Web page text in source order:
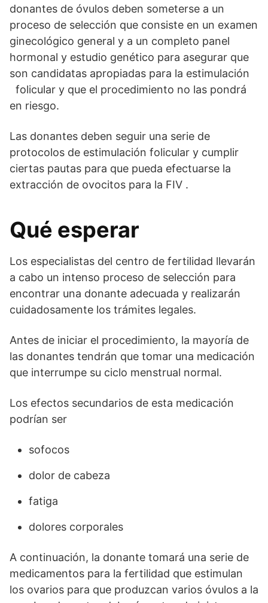
donantes de óvulos deben someterse a un
proceso de selección que consiste en un examen
ginecológico general y a un completo panel
hormonal y estudio genético para asegurar que
son candidatas apropiadas para la estimulación
folicular y que el procedimiento no las pondrá
en riesgo.
Las donantes deben seguir una serie de
protocolos de estimulación folicular y cumplir
ciertas pautas para que pueda efectuarse la
extracción de ovocitos para la FIV .
Qué esperar
Los especialistas del centro de fertilidad llevarán
a cabo un intenso proceso de selección para
encontrar una donante adecuada y realizarán
cuidadosamente los trámites legales.
Antes de iniciar el procedimiento, la mayoría de
las donantes tendrán que tomar una medicación
que interrumpe su ciclo menstrual normal.
Los efectos secundarios de esta medicación
podrían ser
sofocos
dolor de cabeza
fatiga
dolores corporales
A continuación, la donante tomará una serie de
medicamentos para la fertilidad que estimulan
los ovarios para que produzcan varios óvulos a la